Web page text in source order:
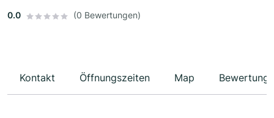
0.0 (0 Bewertungen)
Kontakt Öffnungszeiten Map